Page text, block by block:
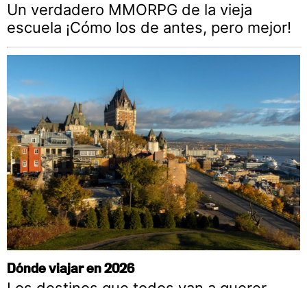
Un verdadero MMORPG de la vieja
escuela ¡Cómo los de antes, pero mejor!
Dónde viajar en 2026